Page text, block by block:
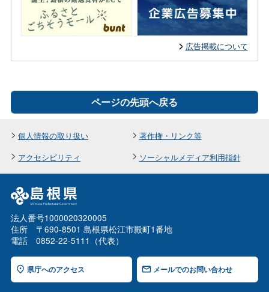
広告掲載について
ページの先頭へ戻る
個人情報の取り扱い
著作権・リンク等
アクセシビリティ
ソーシャルメディア利用指針
法人番号1000020320005
住所 〒690-8501 島根県松江市殿町1番地
電話 0852-22-5111（代表）
県庁へのアクセス メールでのお問い合わせ